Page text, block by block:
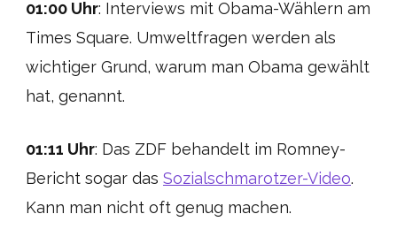
01:00 Uhr: Interviews mit Obama-Wählern am
Times Square. Umweltfragen werden als
wichtiger Grund, warum man Obama gewählt
hat, genannt.
01:11 Uhr: Das ZDF behandelt im Romney-
Bericht sogar das Sozialschmarotzer-Video.
Kann man nicht oft genug machen.